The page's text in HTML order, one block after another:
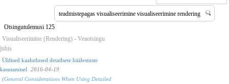
Otsingutulemusi 125
Visualiseerimine (Rendering) - Veaotsingu
juhis
Üldised kaalutlused detailsete häälestuste
kasutamisel
2016-04-19
(General Considerations When Using Detailed